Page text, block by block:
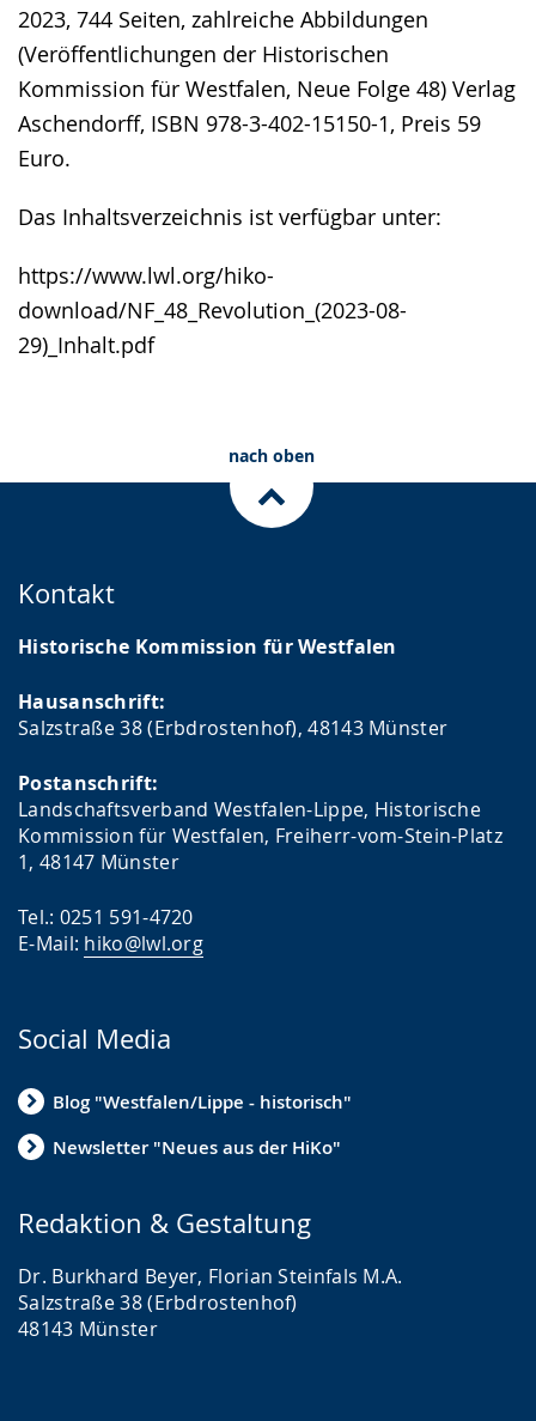
2023, 744 Seiten, zahlreiche Abbildungen
(Veröffentlichungen der Historischen
Kommission für Westfalen, Neue Folge 48) Verlag
Aschendorff, ISBN 978-3-402-15150-1, Preis 59
Euro.
Das Inhaltsverzeichnis ist verfügbar unter:
https://www.lwl.org/hiko-
download/NF_48_Revolution_(2023-08-
29)_Inhalt.pdf
nach oben
Kontakt
Historische Kommission für Westfalen
Hausanschrift:
Salzstraße 38 (Erbdrostenhof), 48143 Münster
Postanschrift:
Landschaftsverband Westfalen-Lippe, Historische
Kommission für Westfalen, Freiherr-vom-Stein-Platz
1, 48147 Münster
Tel.: 0251 591-4720
E-Mail: hiko@lwl.org
Social Media
Blog "Westfalen/Lippe - historisch"
Newsletter "Neues aus der HiKo"
Redaktion & Gestaltung
Dr. Burkhard Beyer, Florian Steinfals M.A.
Salzstraße 38 (Erbdrostenhof)
48143 Münster